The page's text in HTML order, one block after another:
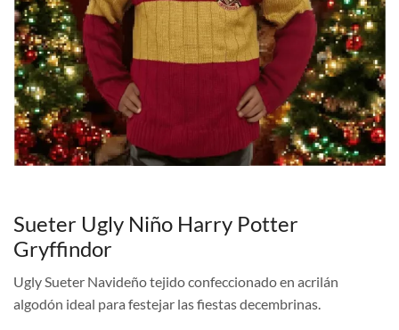
Sueter Ugly Niño Harry Potter
Gryffindor
Ugly Sueter Navideño tejido confeccionado en acrilán
algodón ideal para festejar las fiestas decembrinas.